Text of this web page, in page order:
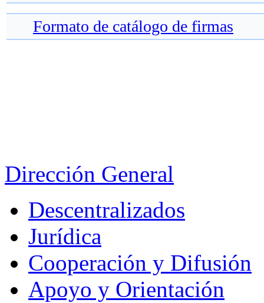
Formato de catálogo de firmas
Dirección General
Descentralizados
Jurídica
Cooperación y Difusión
Apoyo y Orientación